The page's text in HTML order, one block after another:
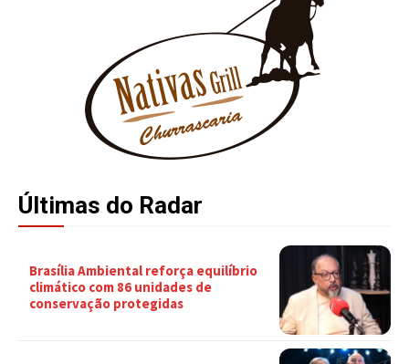
Últimas do Radar
Brasília Ambiental reforça equilíbrio
climático com 86 unidades de
conservação protegidas